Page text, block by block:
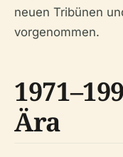
neuen Tribünen
vorgenommen.
Ära